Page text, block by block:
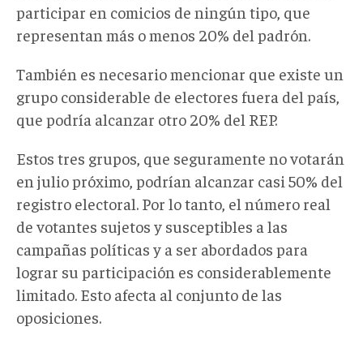
participar en comicios de ningún tipo, que
representan más o menos 20% del padrón.
También es necesario mencionar que existe un
grupo considerable de electores fuera del país,
que podría alcanzar otro 20% del REP.
Estos tres grupos, que seguramente no votarán
en julio próximo, podrían alcanzar casi 50% del
registro electoral. Por lo tanto, el número real
de votantes sujetos y susceptibles a las
campañas políticas y a ser abordados para
lograr su participación es considerablemente
limitado. Esto afecta al conjunto de las
oposiciones.